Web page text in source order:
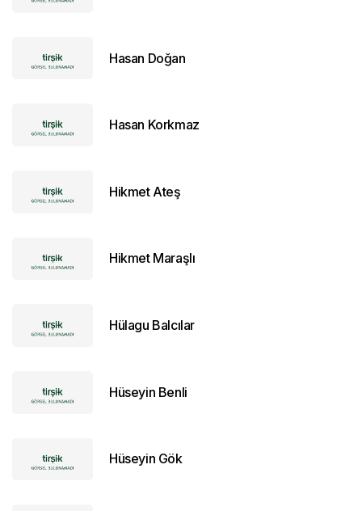
Hasan Doğan
Hasan Korkmaz
Hikmet Ateş
Hikmet Maraşlı
Hülagu Balcılar
Hüseyin Benli
Hüseyin Gök